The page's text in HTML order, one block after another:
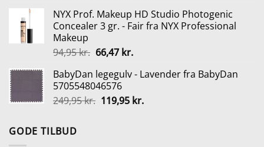
pris
var:
pris
er:
NYX Prof. Makeup HD Studio Photogenic
Concealer 3 gr. - Fair fra NYX Professional
Makeup
94,95kr. Den
pris
var:
94,95 kr..
66,47 kr.Den
pris
66,47 kr..
BabyDan legegulv - Lavender fra BabyDan
5705548046576
249,95kr. Den
119,95 kr.Den
GODE TILBUD